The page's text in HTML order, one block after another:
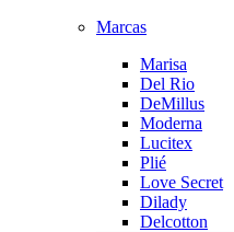
Marcas
Marisa
Del Rio
DeMillus
Moderna
Lucitex
Plié
Love Secret
Dilady
Delcotton